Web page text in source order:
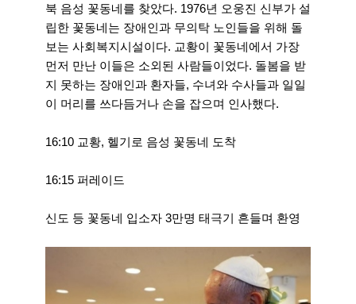
북 음성 꽃동네를 찾았다. 1976년 오웅진 신부가 설
립한 꽃동네는 장애인과 무의탁 노인들을 위해 돌
보는 사회복지시설이다. 교황이 꽃동네에서 가장
먼저 만난 이들은 소외된 사람들이었다. 돌봄을 받
지 못하는 장애인과 환자들, 수녀와 수사들과 일일
이 머리를 쓰다듬거나 손을 잡으며 인사했다.
16:10 교황, 헬기로 음성 꽃동네 도착
16:15 퍼레이드
신도 등 꽃동네 입소자 3만명 태극기 흔들며 환영